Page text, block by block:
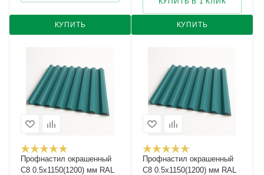
КУПИТЬ КУПИТЬ
Профнастил окрашенный
С8 0.5х1150(1200) мм RAL
Профнастил окрашенный
С8 0.5х1150(1200) мм RAL